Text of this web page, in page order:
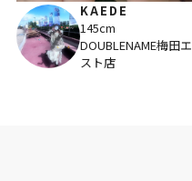
KAEDE
145cm
DOUBLENAME梅田エ
スト店